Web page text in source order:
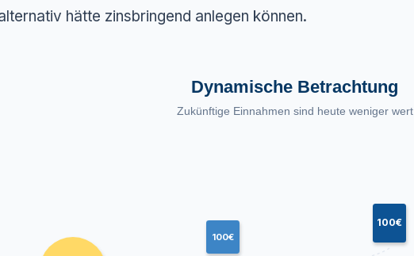
hätte zinsbringend anlegen können.
100€
100€
Dynamische Betrachtung
Zukünftige Einnahmen sind heute weniger wert